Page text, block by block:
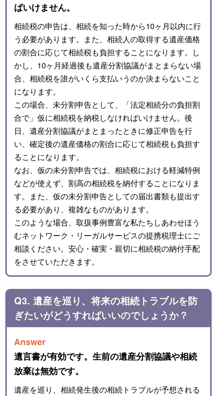
ばいけません。
相続税の申告は、相続を知った時から10ヶ月以内に行
う必要があります。また、相続人の取得する遺産価格
の割合に応じて相続税も負担することになります。し
かし、10ヶ月経過後も遺産分割協議がまとまらない場
合、相続税を誰がいくら支払いうのか決まらないこと
になります。
この場合、未分割申告として、「法定相続分の負担割
合で」仮に相続税を納税しなければいけません。後
日、遺産分割協議がまとまったときに修正申告を行
い、確定後の遺産価格の割合に応じて相続税も負担す
ることになります。
なお、仮の未分割申告では、相続税における軽減特例
などが使えず、割高の相続税を納付することになりま
す。また、仮の未分割申告としての届出書類も提出す
る必要があり、複雑なものがあります。
このような場合、取扱事例豊富な私たちしあわせほう
むネットワーク・リーガルサービスの提携税理士にご
相談ください。安心・確実・親切に相続税の納付手配
をさせていただきます。
Q3. 遺産を巡り、将来の相続トラブルを防
ぎたいがどうすればいいのでしょうか？
Answer
遺言書が有効です。生前の遺産分割協議や相続
放棄は無効です。
遺産を巡り、相続発生後の相続トラブルが予想される